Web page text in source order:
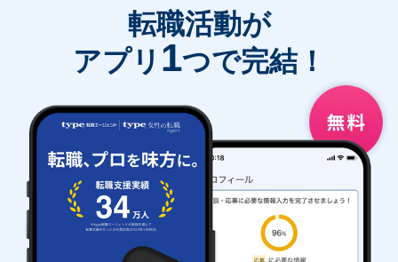
転職活動が
アプリ 1つで完結！